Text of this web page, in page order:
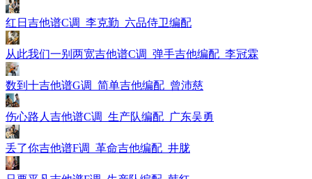
红日吉他谱C调_李克勤_六品侍卫编配
从此我们一别两宽吉他谱C调_弹手吉他编配_李冠霖
数到十吉他谱G调_简单吉他编配_曾沛慈
伤心路人吉他谱C调_生产队编配_广东吴勇
丢了你吉他谱F调_革命吉他编配_井胧